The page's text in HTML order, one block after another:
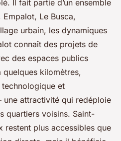
Il fait partie d’un ensemble
Le Busca,
urbain, les dynamiques
connaît des projets de
des espaces publics
quelques kilomètres,
technologique et
une attractivité qui redéploie
quartiers voisins. Saint-
restent plus accessibles que